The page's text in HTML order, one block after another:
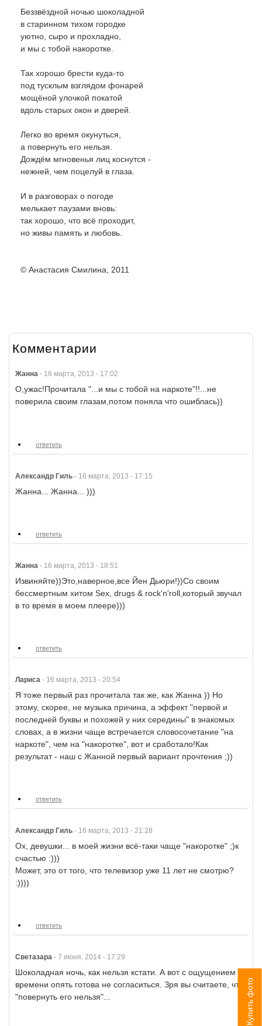
Беззвёздной ночью шоколадной
в старинном тихом городке
уютно, сыро и прохладно,
и мы с тобой накоротке.
Так хорошо брести куда-то
под тусклым взглядом фонарей
мощёной улочкой покатой
вдоль старых окон и дверей.
Легко во время окунуться,
а повернуть его нельзя.
Дождём мгновенья лиц коснутся -
нежней, чем поцелуй в глаза.
И в разговорах о погоде
мелькает паузами вновь:
так хорошо, что всё проходит,
но живы память и любовь.
© Анастасия Смилина, 2011
Комментарии
Жанна - 16 марта, 2013 - 17:02
О,ужас!Прочитала "...и мы с тобой на наркоте"!!...не
поверила своим глазам,потом поняла что ошиблась))
ответить
Александр Гиль - 16 марта, 2013 - 17:15
Жанна... Жанна... )))
ответить
Жанна - 16 марта, 2013 - 18:51
Извиняйте))Это,наверное,все Йен Дьюри!))Со своим
бессмертным хитом Sex, drugs & rock'n'roll,который звучал
в то время в моем плеере)))
ответить
Лариса - 16 марта, 2013 - 20:54
Я тоже первый раз прочитала так же, как Жанна )) Но
этому, скорее, не музыка причина, а эффект "первой и
последней буквы и похожей у них середины" в знакомых
словах, а в жизни чаще встречается словосочетание "на
наркоте", чем на "накоротке", вот и сработало!Как
результат - наш с Жанной первый вариант прочтения ;))
ответить
Александр Гиль - 16 марта, 2013 - 21:28
Ох, девушки... в моей жизни всё-таки чаще "накоротке" ;)к
счастью :)))
Может, это от того, что телевизор уже 11 лет не смотрю?
:))))
ответить
Светазара - 7 июня, 2014 - 17:29
Шоколадная ночь, как нельзя кстати. А вот с ощущением
времени опять готова не согласиться. Зря вы считаете, что
"повернуть его нельзя"...
Купить фото